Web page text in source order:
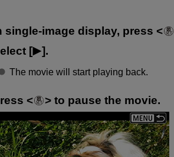
single-image display, press
[
].
The movie will start playing back.
to pause the movie.